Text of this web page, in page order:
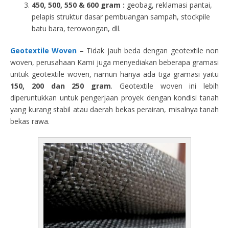
450, 500, 550 & 600 gram : geobag, reklamasi pantai,
pelapis struktur dasar pembuangan sampah, stockpile
batu bara, terowongan, dll.
Geotextile Woven – Tidak jauh beda dengan geotextile non
woven, perusahaan Kami juga menyediakan beberapa gramasi
untuk geotextile woven, namun hanya ada tiga gramasi yaitu
150, 200 dan 250 gram. Geotextile woven ini lebih
diperuntukkan untuk pengerjaan proyek dengan kondisi tanah
yang kurang stabil atau daerah bekas perairan, misalnya tanah
bekas rawa.